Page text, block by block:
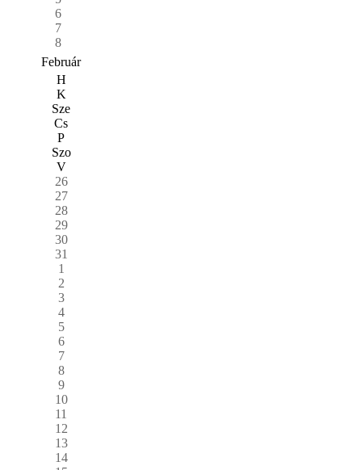
6
7
8
Február
H
K
Sze
Cs
P
Szo
V
26
27
28
29
30
31
1
2
3
4
5
6
7
8
9
10
11
12
13
14